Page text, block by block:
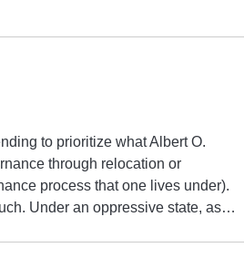
to prioritize what Albert O.
through relocation or
process that one lives under).
Under an oppressive state, as…